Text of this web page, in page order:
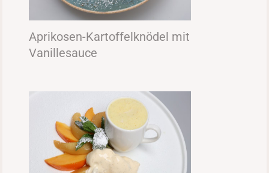
Aprikosen-Kartoffelknödel mit
Vanillesauce